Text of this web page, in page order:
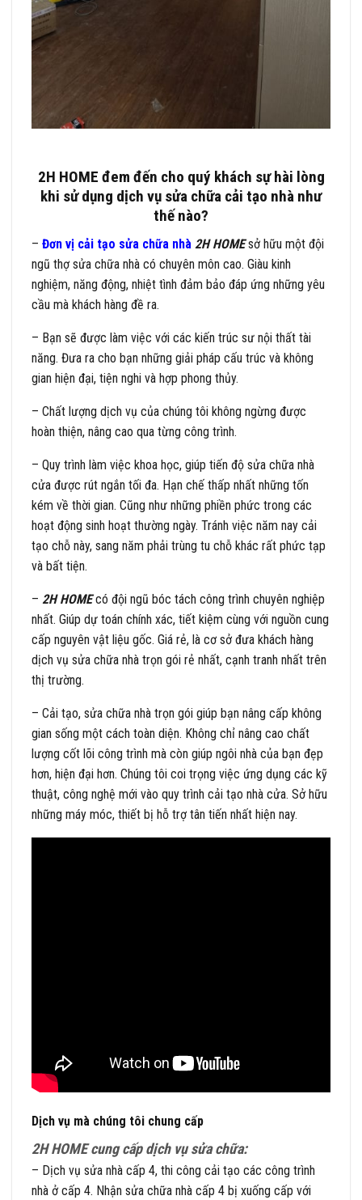
2H HOME đem đến cho quý khách sự hài lòng
khi sử dụng dịch vụ sửa chữa cải tạo nhà như
thế nào?
– Đơn vị cải tạo sửa chữa nhà 2H HOMEsở hữu một đội
ngũ thợ sửa chữa nhà có chuyên môn cao. Giàu kinh
nghiệm, năng động, nhiệt tình đảm bảo đáp ứng những yêu
cầu mà khách hàng đề ra.
– Bạn sẽ được làm việc với các kiến trúc sư nội thất tài
năng. Đưa ra cho bạn những giải pháp cấu trúc và không
gian hiện đại, tiện nghi và hợp phong thủy.
– Chất lượng dịch vụ của chúng tôi không ngừng được
hoàn thiện, nâng cao qua từng công trình.
– Quy trình làm việc khoa học, giúp tiến độ sửa chữa nhà
cửa được rút ngắn tối đa. Hạn chế thấp nhất những tốn
kém về thời gian. Cũng như những phiền phức trong các
hoạt động sinh hoạt thường ngày. Tránh việc năm nay cải
tạo chỗ này, sang năm phải trùng tu chỗ khác rất phức tạp
và bất tiện.
– 2H HOMEcó đội ngũ bóc tách công trình chuyên nghiệp
nhất. Giúp dự toán chính xác, tiết kiệm cùng với nguồn cung
cấp nguyên vật liệu gốc. Giá rẻ, là cơ sở đưa khách hàng
dịch vụ sửa chữa nhà trọn gói rẻ nhất, cạnh tranh nhất trên
thị trường.
– Cải tạo, sửa chữa nhà trọn gói giúp bạn nâng cấp không
gian sống một cách toàn diện. Không chỉ nâng cao chất
lượng cốt lõi công trình mà còn giúp ngôi nhà của bạn đẹp
hơn, hiện đại hơn. Chúng tôi coi trọng việc ứng dụng các kỹ
thuật, công nghệ mới vào quy trình cải tạo nhà cửa. Sở hữu
những máy móc, thiết bị hỗ trợ tân tiến nhất hiện nay.
Dịch vụ mà chúng tôi chung cấp
2H HOMEcung cấp dịch vụ sửa chữa:
– Dịch vụ sửa nhà cấp 4, thi công cải tạo các công trình
nhà ở cấp 4. Nhận sửa chữa nhà cấp 4 bị xuống cấp với